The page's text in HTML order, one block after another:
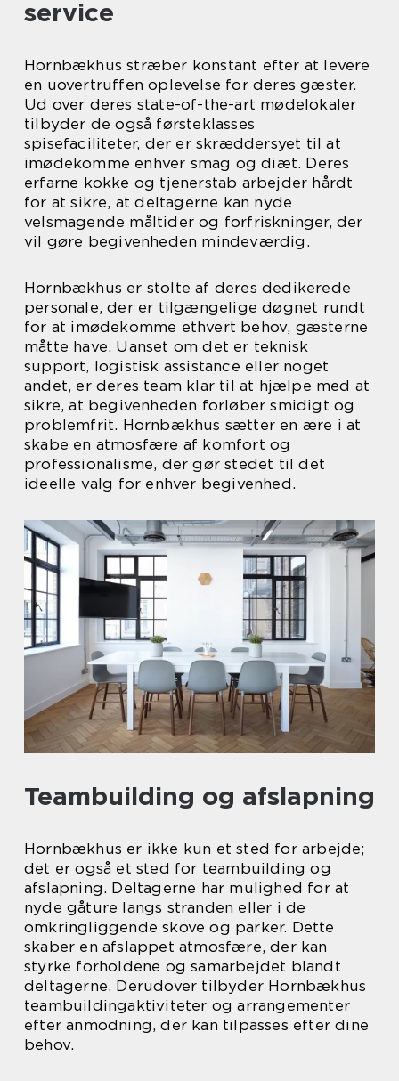
service
Hornbækhus stræber konstant efter at levere
en uovertruffen oplevelse for deres gæster.
Ud over deres state-of-the-art mødelokaler
tilbyder de også førsteklasses
spisefaciliteter, der er skræddersyet til at
imødekomme enhver smag og diæt. Deres
erfarne kokke og tjenerstab arbejder hårdt
for at sikre, at deltagerne kan nyde
velsmagende måltider og forfriskninger, der
vil gøre begivenheden mindeværdig.
Hornbækhus er stolte af deres dedikerede
personale, der er tilgængelige døgnet rundt
for at imødekomme ethvert behov, gæsterne
måtte have. Uanset om det er teknisk
support, logistisk assistance eller noget
andet, er deres team klar til at hjælpe med at
sikre, at begivenheden forløber smidigt og
problemfrit. Hornbækhus sætter en ære i at
skabe en atmosfære af komfort og
professionalisme, der gør stedet til det
ideelle valg for enhver begivenhed.
Teambuilding og afslapning
Hornbækhus er ikke kun et sted for arbejde;
det er også et sted for teambuilding og
afslapning. Deltagerne har mulighed for at
nyde gåture langs stranden eller i de
omkringliggende skove og parker. Dette
skaber en afslappet atmosfære, der kan
styrke forholdene og samarbejdet blandt
deltagerne. Derudover tilbyder Hornbækhus
teambuildingaktiviteter og arrangementer
efter anmodning, der kan tilpasses efter dine
behov.